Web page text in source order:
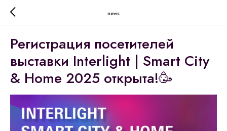
news
Регистрация посетителей
выставки Interlight | Smart City
& Home 2025 открыта!🥳